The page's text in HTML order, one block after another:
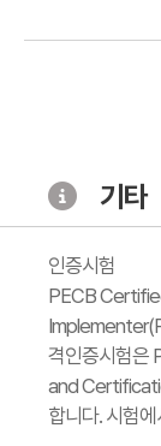
기타
인증시험
PECB
격인증시험은
and
합니다. 시험